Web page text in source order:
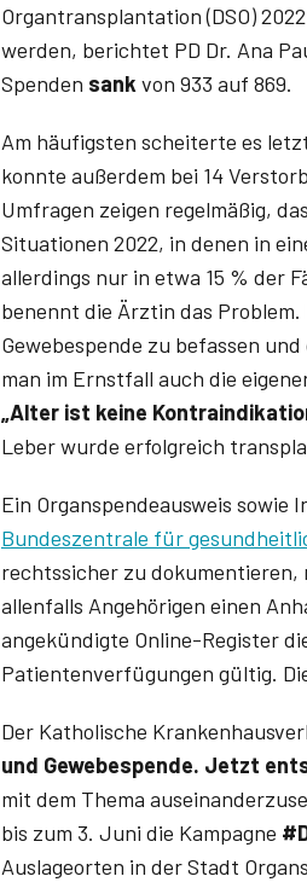
Organtransplantation (DSO)
werden, berichtet PD Dr. Ana
Spenden sank von 933 auf 869.
Am häufigsten scheiterte es
konnte außerdem bei 14
Umfragen zeigen regelmäßig,
Situationen 2022, in denen in
allerdings nur in etwa 15 % der
benennt die Ärztin das
Gewebespende zu befassen
man im Ernstfall auch die
„Alter ist keine
Leber wurde erfolgreich
Ein Organspendeausweis sowie
Bundeszentrale für
rechtssicher zu dokumentieren,
allenfalls Angehörigen einen
angekündigte Online-Register
Patientenverfügungen gültig.
Der Katholische
und Gewebespende. Jetzt
mit dem Thema
bis zum 3. Juni die Kampagne ­
Auslageorten in der Stadt